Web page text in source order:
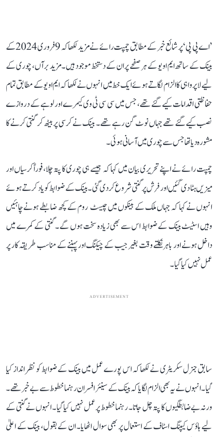
’اے پی پی‘ پر شائع خبر کے مطابق چمپت رائے نے مزید لکھا کہ 9 فروری 2024 کے
بینک کے ساتھ ایم او یو کے ہر صفحے پر ان کے دستخط موجود ہیں۔ مزید برآں، چوری کے
لیے لاپرواہی کا الزام لگاتے ہوئے ایک خط میں انہوں نے لکھا کہ ایم او یو کے مطابق تمام
حفاظتی اقدامات کیے گئے تھے، جس میں سی سی ٹی وی کیمرے اور لوہے کے دروازے
نصب کیے گئے تھے جہاں نوٹ گن رہے تھے۔ بینک نے کرسی پر بیٹھ کر گنتی کرنے کا
مشورہ دیا تھا جس سے چوری میں آسانی ہوئی۔
چمپت رائے نے اپنے تحریری بیان میں کہا کہ جیسے ہی چوری کا پتہ چلا، فوراً کرسیاں اور
میزیں ہٹا دی گئیں اور فرش پر گنتی شروع کر دی گئی۔ بینک کے ضوابط کو یاد کرتے ہوئے
انہوں نے کہا کہ جہاں ملک کے بینکوں میں چیسٹ روم کے کچھ ضابطے ہونے چاہئیں
وہیں اسٹیٹ بینک کے ضوابط اس سے بھی زیادہ سخت ہوں گے۔ گنتی کے کمرے میں
داخل ہونے اور باہر نکلتے وقت بغیر جیب کے چیکنگ اور پہننے کے مناسب طریقہ کار پر
عمل نہیں کیا گیا۔
ADVERTISEMENT
سابق جنرل سکریٹری نے لکھا کہ اس پورے عمل میں بینک کے ضوابط کو نظر انداز کیا
گیا۔ انہوں نے یہ بھی الزام لگایا کہ بینک کے سینئر افسران رہنما خطوط سے بے خبر تھے۔
ورنہ بے ضابطگیوں کا پتہ چل جاتا۔ رہنما خطوط پر عمل نہیں کیا گیا۔ انہوں نے گنتی کے
لیے ہاؤس کیپنگ اسٹاف کے استعمال پر بھی سوال اٹھایا۔ ان کے بقول، بینک کے اعلیٰ